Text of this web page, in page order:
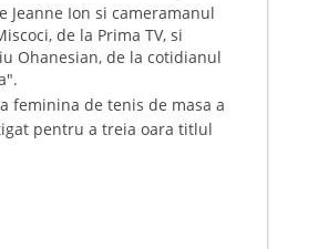
Jeanne Ion si cameramanul
de la Prima TV, si
Ohanesian, de la cotidianul
feminina de tenis de masa a
pentru a treia oara titlul